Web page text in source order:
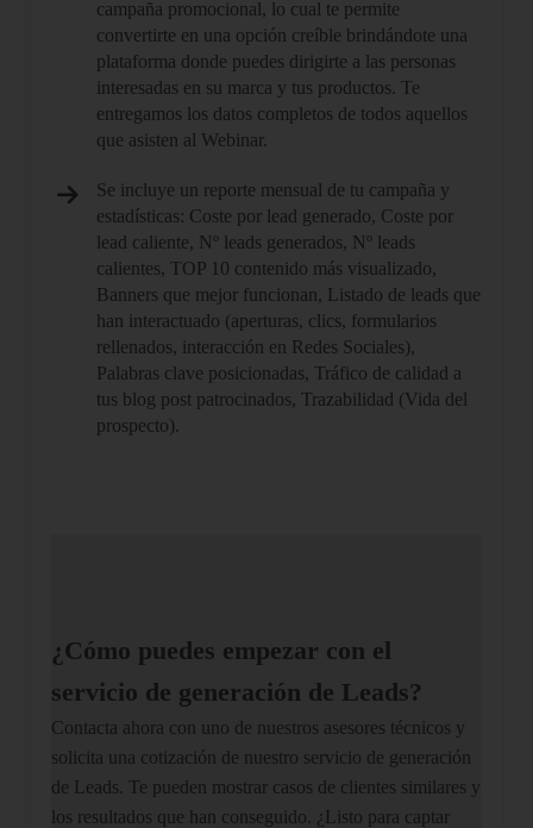
campaña promocional, lo cual te permite
convertirte en una opción creíble brindándote una
plataforma donde puedes dirigirte a las personas
interesadas en su marca y tus productos. Te
entregamos los datos completos de todos aquellos
que asisten al Webinar.
Se incluye un reporte mensual de tu campaña y
estadísticas: Coste por lead generado, Coste por
lead caliente, Nº leads generados, Nº leads
calientes, TOP 10 contenido más visualizado,
Banners que mejor funcionan, Listado de leads que
han interactuado (aperturas, clics, formularios
rellenados, interacción en Redes Sociales),
Palabras clave posicionadas, Tráfico de calidad a
tus blog post patrocinados, Trazabilidad (Vida del
prospecto).
¿Cómo puedes empezar con el
servicio de generación de Leads?
Contacta ahora con uno de nuestros asesores técnicos y
solicita una cotización de nuestro servicio de generación
de Leads. Te pueden mostrar casos de clientes similares y
los resultados que han conseguido. ¿Listo para captar